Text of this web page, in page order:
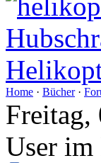
Home · Bücher·
Freitag,
User im